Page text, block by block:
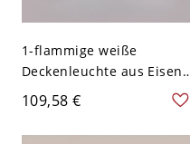
1-flammige weiße
Deckenleuchte aus Eisen
im floralen Design - 110V-
120V 16,54 Zoll (42 cm)
109,58 €